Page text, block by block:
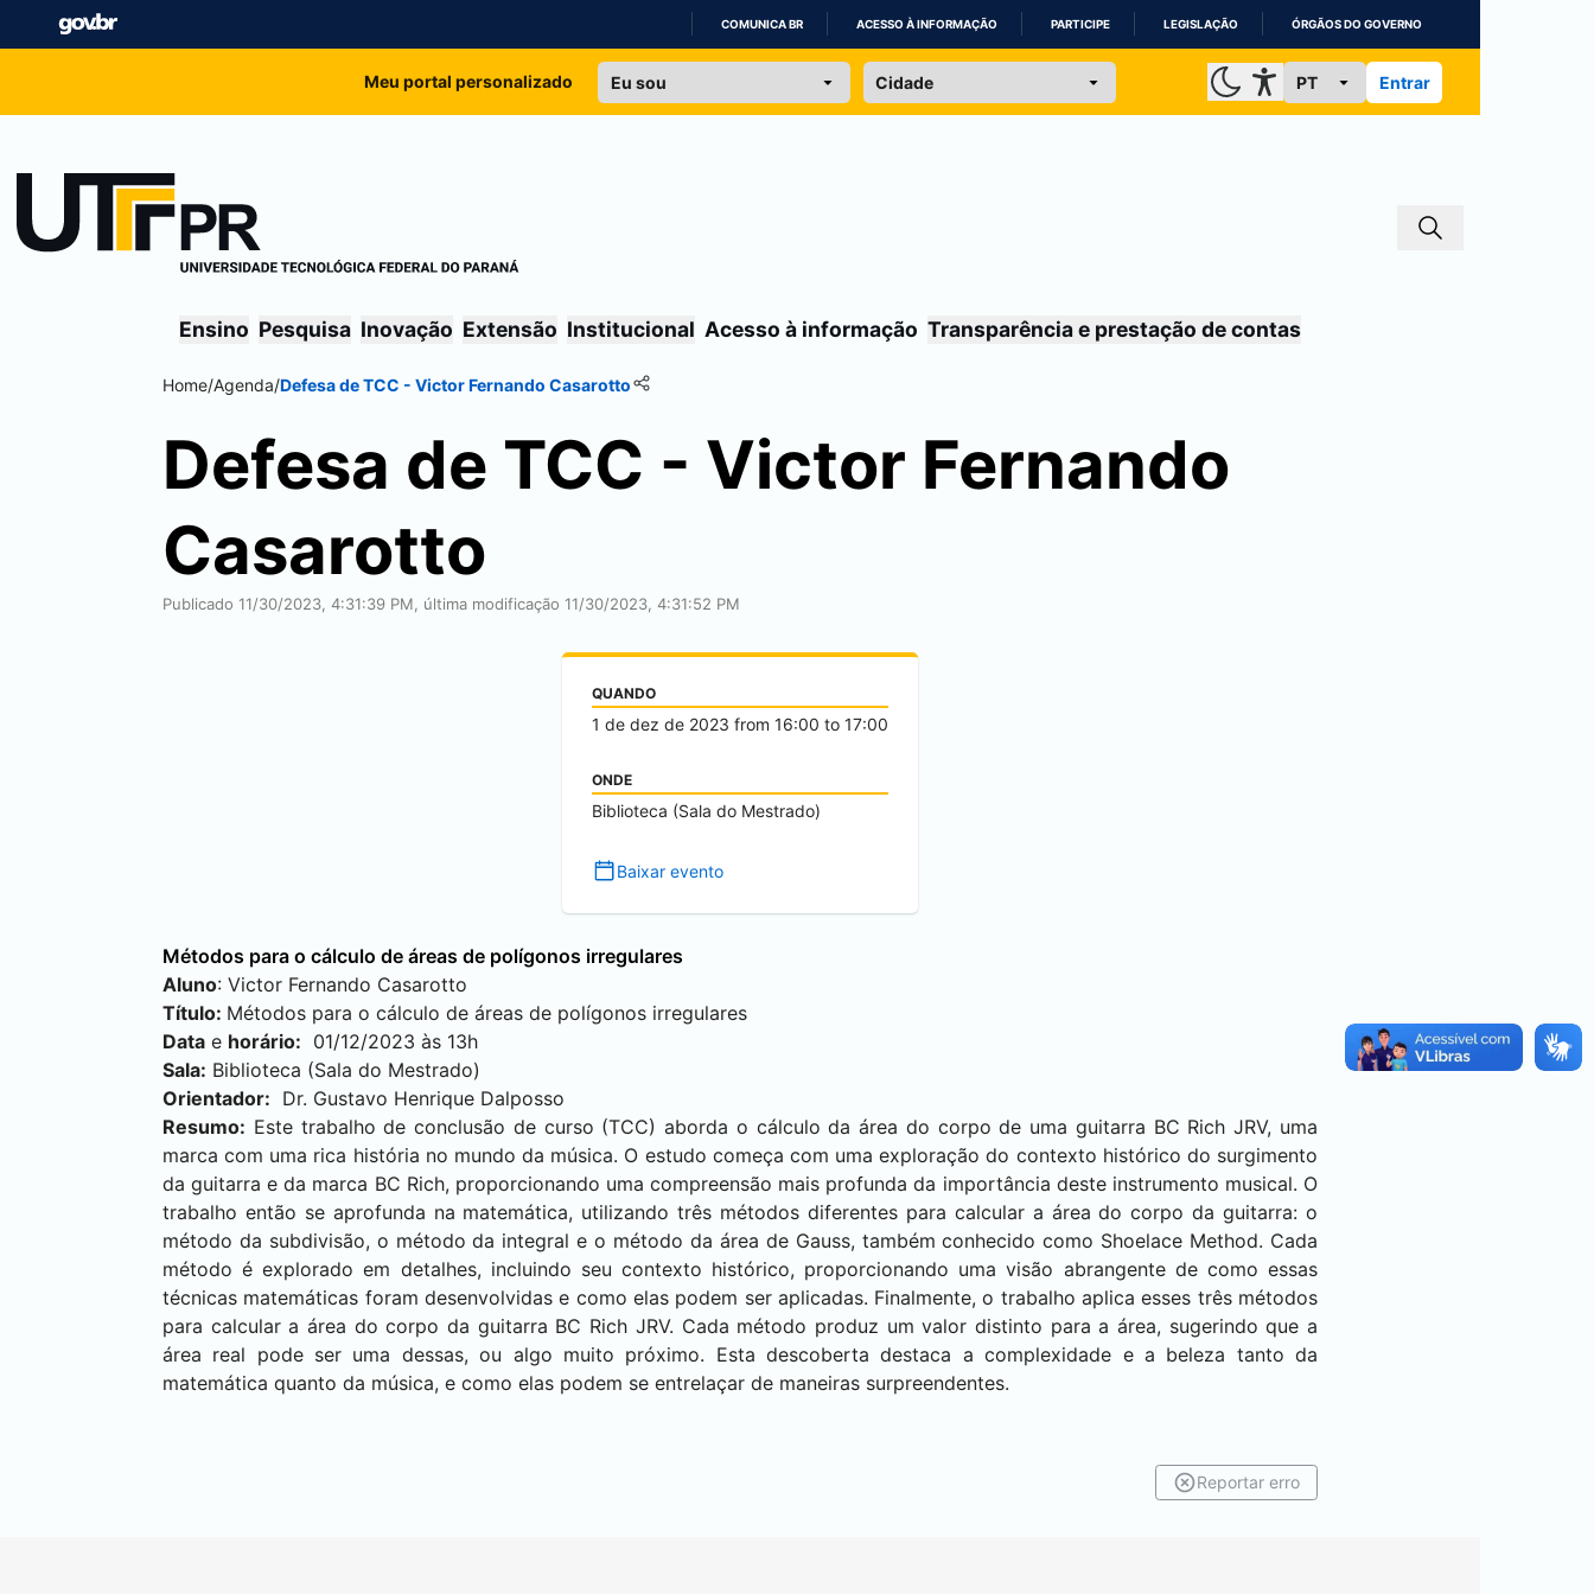
IR
COMUNICA BR ACESSO À INFORMAÇÃO PARTICIPE LEGISLAÇÃO ÓRGÃOS DO GOVERNO
Meu portal personalizado Entrar
Ensino Pesquisa Inovação Extensão Institucional Acesso à informação Transparência e prestação de contas
Home/Agenda/Defesa de TCC - Victor Fernando Casarotto
Defesa de TCC - Victor Fernando
Casarotto
Publicado 11/30/2023, 4:31:39 PM, última modificação 11/30/2023, 4:31:52 PM
QUANDO
1 de dez de 2023 from 16:00 to 17:00
ONDE
Biblioteca (Sala do Mestrado)
Baixar evento
Métodos para o cálculo de áreas de polígonos irregulares
Aluno: Victor Fernando Casarotto
Título: Métodos para o cálculo de áreas de polígonos irregulares
Data e horário: 01/12/2023 às 13h
Sala: Biblioteca (Sala do Mestrado)
Orientador: Dr. Gustavo Henrique Dalposso
Resumo: Este trabalho de conclusão de curso (TCC) aborda o cálculo da área do corpo de uma guitarra BC Rich JRV, uma
marca com uma rica história no mundo da música. O estudo começa com uma exploração do contexto histórico do surgimento
da guitarra e da marca BC Rich, proporcionando uma compreensão mais profunda da importância deste instrumento musical. O
trabalho então se aprofunda na matemática, utilizando três métodos diferentes para calcular a área do corpo da guitarra: o
método da subdivisão, o método da integral e o método da área de Gauss, também conhecido como Shoelace Method. Cada
método é explorado em detalhes, incluindo seu contexto histórico, proporcionando uma visão abrangente de como essas
técnicas matemáticas foram desenvolvidas e como elas podem ser aplicadas. Finalmente, o trabalho aplica esses três métodos
para calcular a área do corpo da guitarra BC Rich JRV. Cada método produz um valor distinto para a área, sugerindo que a
área real pode ser uma dessas, ou algo muito próximo. Esta descoberta destaca a complexidade e a beleza tanto da
matemática quanto da música, e como elas podem se entrelaçar de maneiras surpreendentes.
Reportar erro